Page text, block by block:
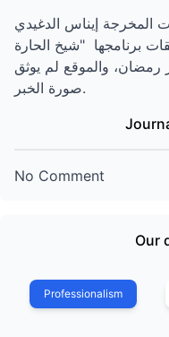
المخرجة إيناس الدغيدي
برنامجها "شيخ الحارة
والموقع لم يوثق
صورة الخبر.
No Comment
Our
Professionalism